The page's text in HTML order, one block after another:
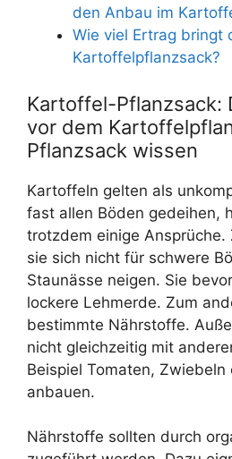
den Anbau im
Wie viel Ertrag bringt
Kartoffelpflanzsack?
Kartoffel-Pflanzsack:
vor dem
Pflanzsack wissen
Kartoffeln gelten als
fast allen Böden gedeihen,
trotzdem einige Ansprüche.
sie sich nicht für schwere
Staunässe neigen. Sie
lockere Lehmerde. Zum
bestimmte Nährstoffe.
nicht gleichzeitig mit
Beispiel Tomaten, Zwiebeln
anbauen.
Nährstoffe sollten durch